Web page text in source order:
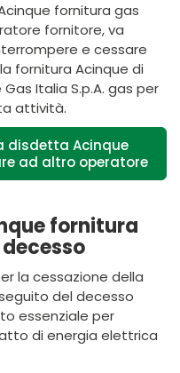
fornitura gas
fornitore, va
e cessare
fornitura Acinque di
Gas Italia S.p.A. gas per
attività.
disdetta Acinque
ad altro operatore
fornitura
la cessazione della
del decesso
essenziale per
di energia elettrica